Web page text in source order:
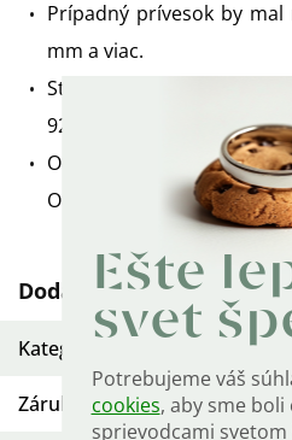
Ešte
svet
Potrebujeme váš
cookies, aby sme
sprievodcami svetom
Prípadný prívesok by
mm a viac.
Strieborné komponenty
925/1000 a sú označené
Od návrhu až po finálny
OLIVIE.
Dodatočné parametre
Kategória
Záruka